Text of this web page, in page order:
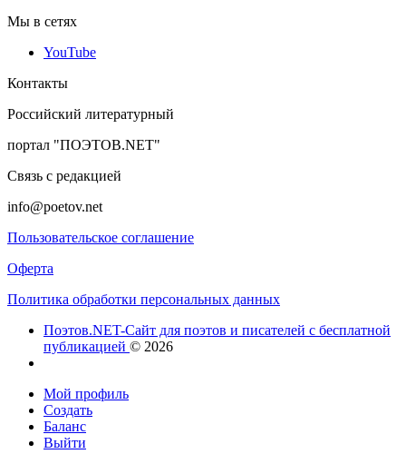
Мы в сетях
YouTube
Контакты
Российский литературный
портал "ПОЭТОВ.NET"
Связь с редакцией
info@poetov.net
Пользовательское соглашение
Оферта
Политика обработки персональных данных
Поэтов.NET-Сайт для поэтов и писателей с бесплатной
публикацией © 2026
Мой профиль
Создать
Баланс
Выйти